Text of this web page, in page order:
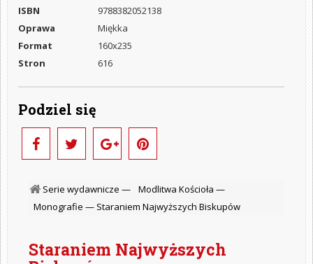
ISBN
9788382052138
Oprawa
Miękka
Format
160x235
Stron
616
Podziel się
Serie wydawnicze —
Modlitwa Kościoła —
Monografie — Staraniem Najwyższych Biskupów
Staraniem Najwyższych